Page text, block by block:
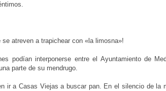
atreven a trapichear con «la limosna»!
podían interponerse entre el Ayuntamiento de
parte de su mendrugo.
ir a Casas Viejas a buscar pan. En el silencio de la